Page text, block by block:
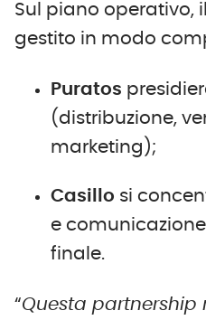
Sul piano operativo,
gestito in modo
Puratos
(distribuzione,
marketing);
Casillo si
e
finale.
“Questa partnership